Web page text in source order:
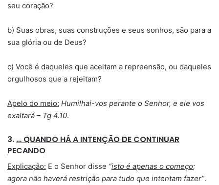
seu coração?
b) Suas obras, suas construções e seus sonhos, são para a
sua glória ou de Deus?
c) Você é daqueles que aceitam a repreensão, ou daqueles
orgulhosos que a rejeitam?
Apelo do meio: Humilhai-vos perante o Senhor, e ele vos
exaltará – Tg 4.10.
3. … QUANDO HÁ A INTENÇÃO DE CONTINUAR
PECANDO
Explicação: E o Senhor disse “isto é apenas o começo;
agora não haverá restrição para tudo que intentam fazer”.